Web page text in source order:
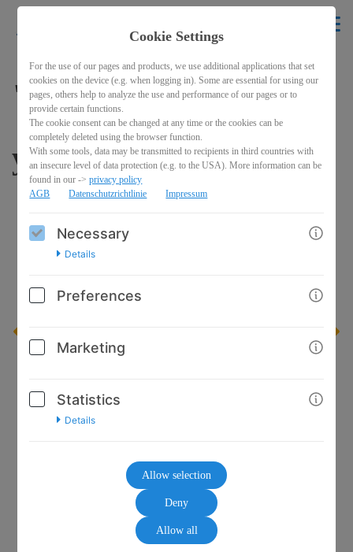
"If you can dream it
you can do it"
10,00€
* incl. VAT (where applicable)
Cookie Settings
For the use of our pages and products, we use additional applications that set
cookies on the device (e.g. when logging in). Some are essential for using our
pages, others help to analyze the use and performance of our pages or to
provide certain functions.
The cookie consent can be changed at any time or the cookies can be
completely deleted using the browser function.
With some tools, data may be transmitted to recipients in third countries with
an insecure level of data protection (e.g. to the USA). More information can be
found in our ->privacy policy
AGB
Datenschutzrichtlinie Impressum
Necessary
Details
Preferences
Marketing
Statistics
Details
Allow selection
Deny
Allow all